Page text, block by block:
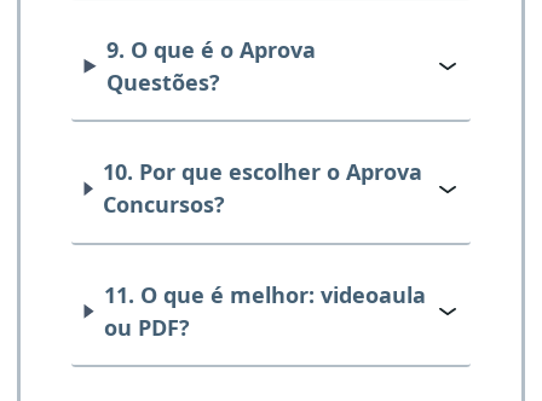
9. O que é o Aprova
Questões?
10. Por que escolher o Aprova
Concursos?
11. O que é melhor: videoaula
ou PDF?